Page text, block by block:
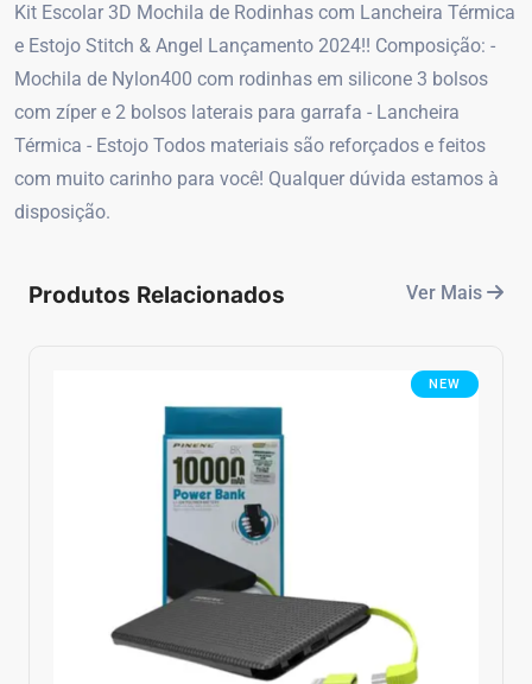
Kit Escolar 3D Mochila de Rodinhas com Lancheira Térmica
e Estojo Stitch & Angel Lançamento 2024!! Composição: -
Mochila de Nylon400 com rodinhas em silicone 3 bolsos
com zíper e 2 bolsos laterais para garrafa - Lancheira
Térmica - Estojo Todos materiais são reforçados e feitos
com muito carinho para você! Qualquer dúvida estamos à
disposição.
Produtos Relacionados Ver Mais
NEW